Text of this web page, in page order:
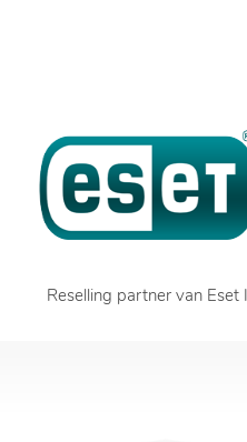
Reselling partner van Eset